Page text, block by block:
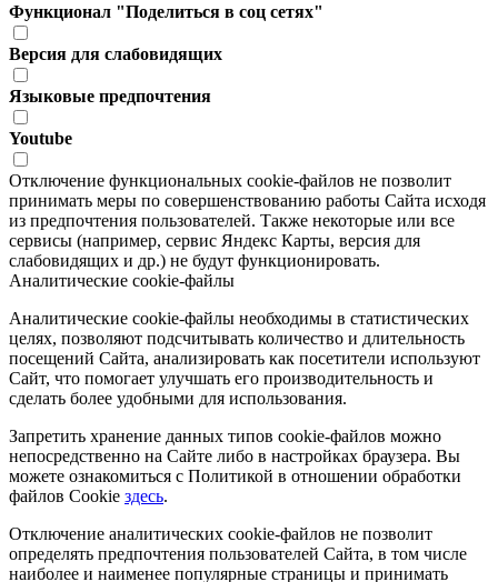
Функционал "Поделиться в соц сетях"
Версия для слабовидящих
Языковые предпочтения
Youtube
Отключение функциональных cookie-файлов не позволит
принимать меры по совершенствованию работы Сайта исходя
из предпочтения пользователей. Также некоторые или все
сервисы (например, сервис Яндекс Карты, версия для
слабовидящих и др.) не будут функционировать.
Аналитические cookie-файлы
Аналитические cookie-файлы необходимы в статистических
целях, позволяют подсчитывать количество и длительность
посещений Сайта, анализировать как посетители используют
Сайт, что помогает улучшать его производительность и
сделать более удобными для использования.
Запретить хранение данных типов cookie-файлов можно
непосредственно на Сайте либо в настройках браузера. Вы
можете ознакомиться с Политикой в отношении обработки
файлов Cookie здесь.
Отключение аналитических cookie-файлов не позволит
определять предпочтения пользователей Сайта, в том числе
наиболее и наименее популярные страницы и принимать